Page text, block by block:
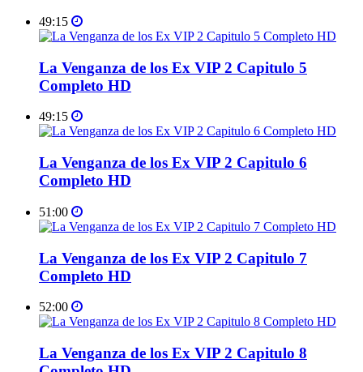
49:15
La Venganza de los Ex VIP 2 Capitulo 5
Completo HD
49:15
La Venganza de los Ex VIP 2 Capitulo 6
Completo HD
51:00
La Venganza de los Ex VIP 2 Capitulo 7
Completo HD
52:00
La Venganza de los Ex VIP 2 Capitulo 8